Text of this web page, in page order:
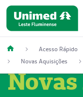
Acesso Rápido
Novas Aquisições